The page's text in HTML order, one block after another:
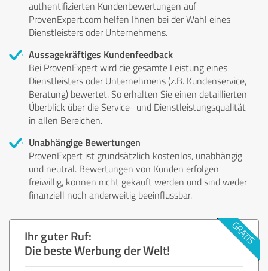
authentifizierten Kundenbewertungen auf
ProvenExpert.com helfen Ihnen bei der Wahl eines
Dienstleisters oder Unternehmens.
Aussagekräftiges Kundenfeedback
Bei ProvenExpert wird die gesamte Leistung eines
Dienstleisters oder Unternehmens (z.B. Kundenservice,
Beratung) bewertet. So erhalten Sie einen detaillierten
Überblick über die Service- und Dienstleistungsqualität
in allen Bereichen.
Unabhängige Bewertungen
ProvenExpert ist grundsätzlich kostenlos, unabhängig
und neutral. Bewertungen von Kunden erfolgen
freiwillig, können nicht gekauft werden und sind weder
finanziell noch anderweitig beeinflussbar.
Ihr guter Ruf:
Die beste Werbung der Welt!